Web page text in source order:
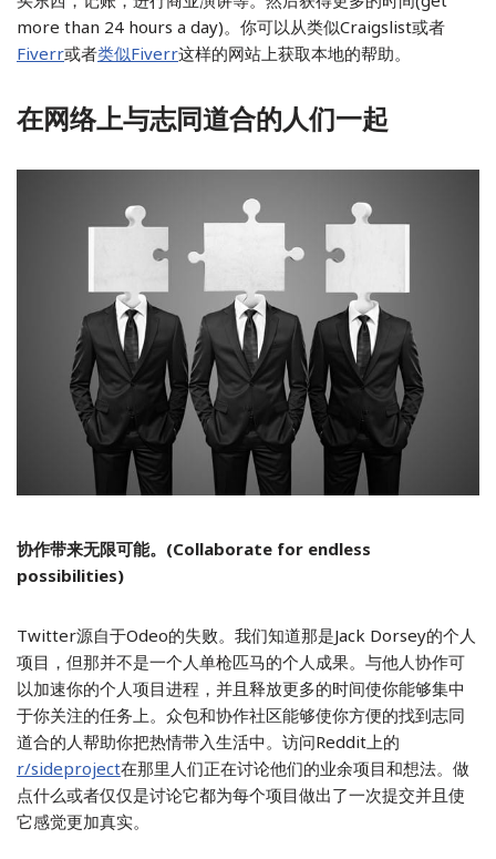
more than 24 hours a day)。你可以从类似Craigslist或者
Fiverr或者类似Fiverr这样的网站上获取本地的帮助。
在网络上与志同道合的人们一起
协作带来无限可能。(Collaborate for endless
possibilities)
Twitter源自于Odeo的失败。我们知道那是Jack Dorsey的个人
项目，但那并不是一个人单枪匹马的个人成果。与他人协作可
以加速你的个人项目进程，并且释放更多的时间使你能够集中
于你关注的任务上。众包和协作社区能够使你方便的找到志同
道合的人帮助你把热情带入生活中。访问Reddit上的
r/sideproject在那里人们正在讨论他们的业余项目和想法。做
点什么或者仅仅是讨论它都为每个项目做出了一次提交并且使
它感觉更加真实。